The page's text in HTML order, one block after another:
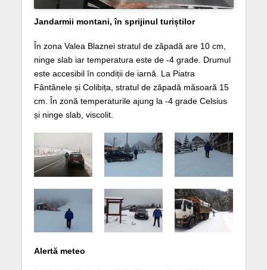
Jandarmii montani, în sprijinul turiștilor
În zona Valea Blaznei stratul de zăpadă are 10 cm,
ninge slab iar temperatura este de -4 grade. Drumul
este accesibil în condiții de iarnă. La Piatra
Fântânele și Colibița, stratul de zăpadă măsoară 15
cm. În zonă temperaturile ajung la -4 grade Celsius
și ninge slab, viscolit.
Alertă meteo